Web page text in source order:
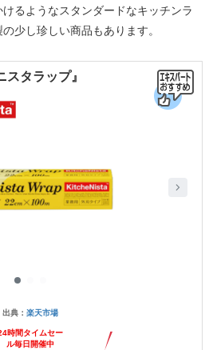
るようなスタンダードなキッチンラ
少し珍しい商品もあります。
タラップ』
出典： 楽天市場
時間タイムセー
ル毎日開催中